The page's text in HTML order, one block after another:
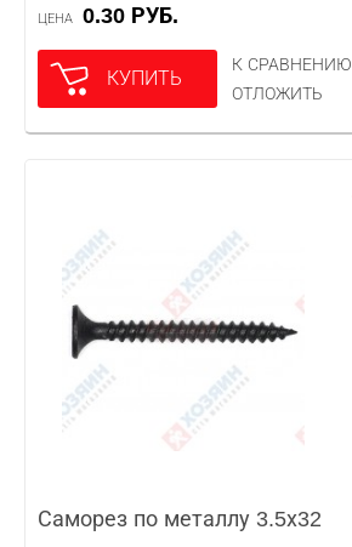
ЦЕНА 0.30 РУБ.
КУПИТЬ
К СРАВНЕНИЮ
ОТЛОЖИТЬ
Саморез по металлу 3.5х32